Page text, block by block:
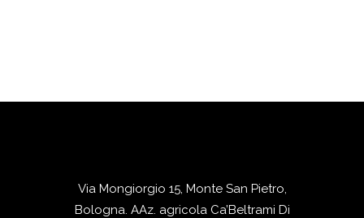
Via Mongiorgio 15, Monte San Pietro,
Bologna. AAz. agricola Ca’Beltrami Di